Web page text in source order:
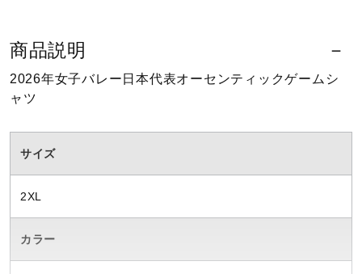
商品説明
2026年女子バレー日本代表オーセンティックゲームシ
ャツ
サイズ
2XL
カラー